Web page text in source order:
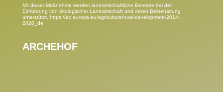
Mit dieser Maßnahme werden landwirtschaftliche Betriebe bei der
Einführung von ökologischer Landwirtschaft und deren Beibehaltung
unterstützt. https://ec.europa.eu/agriculture/rural-development-2014-
2020_de
ARCHEHOF